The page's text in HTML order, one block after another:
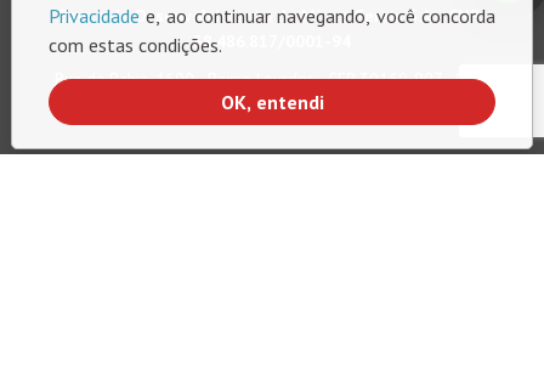
Banco de Desenvolvimento de Minas Gerais S.A. - CNPJ
38.486.817/0001-94
Rua da Bahia, 1600 - Bairro Lourdes - CEP 30160-907 - Belo
Horizonte - Minas Gerais
Privacidade e, ao continuar navegando, você concorda
com estas condições.
OK, entendi